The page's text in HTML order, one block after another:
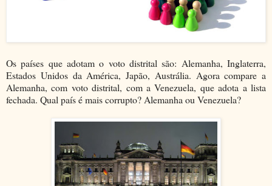
Os países que adotam o voto distrital são: Alemanha, Inglaterra,
Estados Unidos da América, Japão, Austrália. Agora compare a
Alemanha, com voto distrital, com a Venezuela, que adota a lista
fechada. Qual país é mais corrupto? Alemanha ou Venezuela?